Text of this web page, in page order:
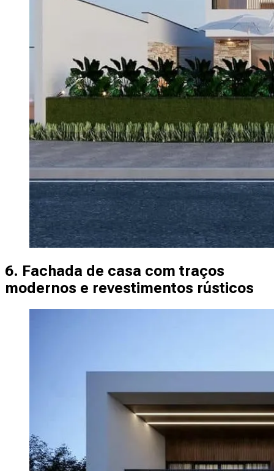
6. Fachada de casa com traços
modernos e revestimentos rústicos